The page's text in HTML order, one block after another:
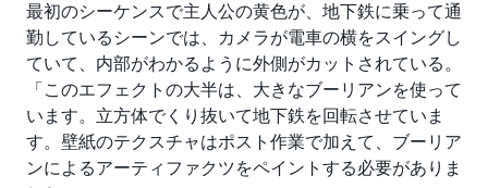
最初のシーケンスで主人公の黄色が、地下鉄に乗って通
勤しているシーンでは、カメラが電車の横をスイングし
ていて、内部がわかるように外側がカットされている。
「このエフェクトの大半は、大きなブーリアンを使って
います。立方体でくり抜いて地下鉄を回転させていま
す。壁紙のテクスチャはポスト作業で加えて、ブーリア
ンによるアーティファクツをペイントする必要がありま